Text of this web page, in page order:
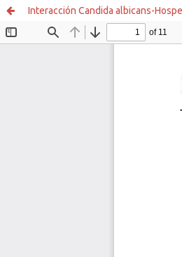
Interacción Candida albicans-